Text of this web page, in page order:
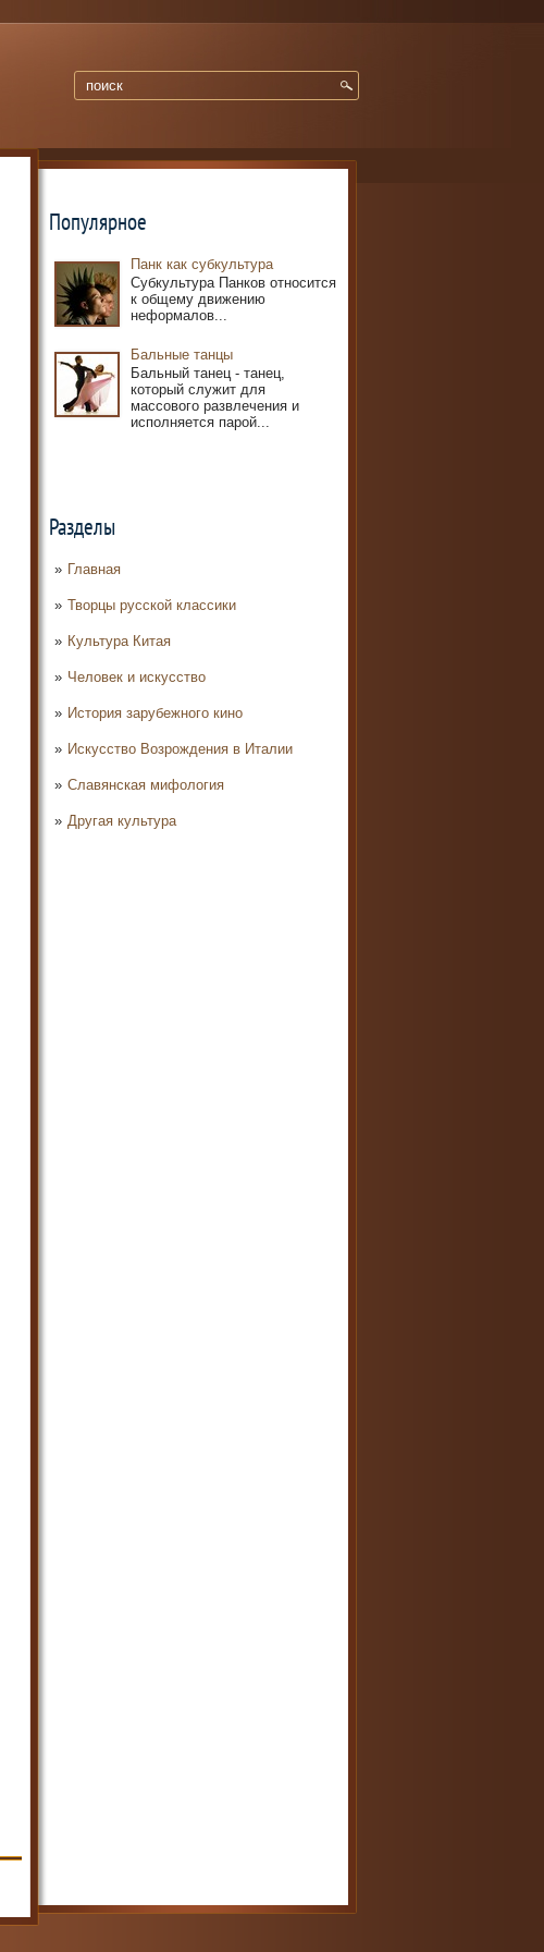
Популярное
Панк как субкультура
Субкультура Панков относится
к общему движению
неформалов...
Бальные танцы
Бальный танец - танец,
который служит для
массового развлечения и
исполняется парой...
Разделы
Главная
Творцы русской классики
Культура Китая
Человек и искусство
История зарубежного кино
Искусство Возрождения в Италии
Славянская мифология
Другая культура